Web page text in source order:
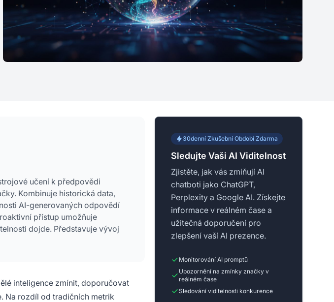
učení k předpovědi
Kombinuje historická data,
AI-generovaných odpovědí
přístup umožňuje
dojde. Představuje vývoj
inteligence zmínit, doporučovat
Na rozdíl od tradičních metrik
30denní Zkušební Období Zdarma
Sledujte Vaši AI Viditelnost
Zjistěte, jak vás zmiňují AI
chatboti jako ChatGPT,
Perplexity a Google AI. Získejte
informace v reálném čase a
užitečná doporučení pro
zlepšení vaší AI prezence.
Monitorování AI promptů
Upozornění na zmínky značky v
reálném čase
Sledování viditelnosti konkurence